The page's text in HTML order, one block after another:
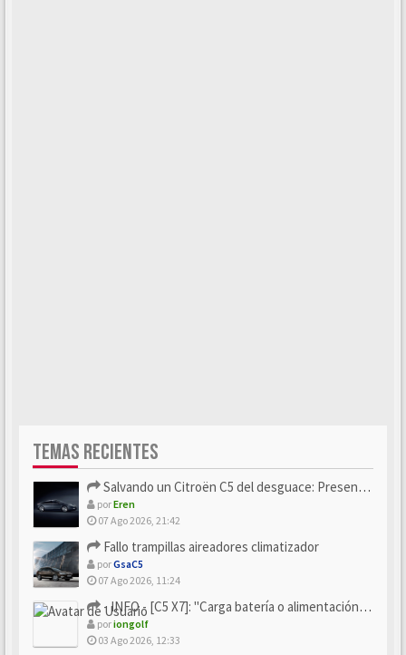
TEMAS RECIENTES
Salvando un Citroën C5 del desguace: Presentación y seguimiento
porEren
07 Ago 2026, 21:42
Fallo trampillas aireadores climatizador
porGsaC5
07 Ago 2026, 11:24
- INFO - [C5 X7]: "Carga batería o alimentación eléctri...
poriongolf
03 Ago 2026, 12:33